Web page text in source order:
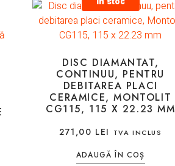
DISC DIAMANTAT,
CONTINUU, PENTRU
DEBITAREA PLACI
CERAMICE, MONTOLIT
CG115, 115 X 22.23 MM
271,00 LEI TVA INCLUS
ADAUGĂ ÎN COȘ